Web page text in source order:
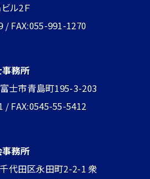
ル2Ｆ
/ FAX:055-991-1270
事務所
士市青島町195-3-203
/ FAX:0545-55-5412
事務所
代田区永田町2-2-1 衆